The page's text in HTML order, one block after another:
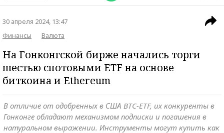
30 апреля 2024, 13:47
Финансы
Валюта
На Гонконгской бирже начались торги
шестью спотовыми ETF на основе
биткоина и Ethereum
В отличие от одобренных в США BTC-ETF, их конкуренты в
Гонконге обладают механизмом подписки и погашения в
натуральном выражении. Инструменты могут купить как